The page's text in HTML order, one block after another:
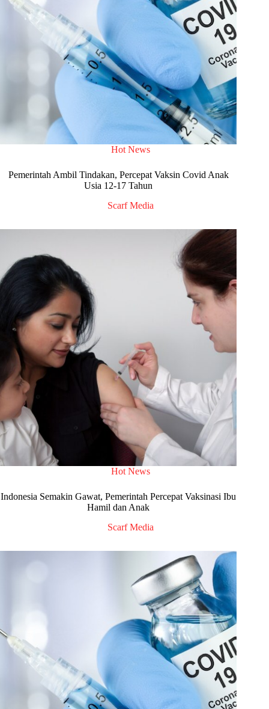
Hot News
Pemerintah Ambil Tindakan, Percepat Vaksin Covid Anak
Usia 12-17 Tahun
Scarf Media
Hot News
Indonesia Semakin Gawat, Pemerintah Percepat Vaksinasi Ibu
Hamil dan Anak
Scarf Media